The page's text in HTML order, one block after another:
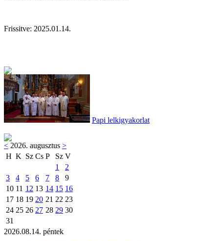
Frissitve: 2025.01.14.
Papi lelkigyakorlat
< 2026. augusztus >
H K Sz Cs P Sz V
1
2
3
4 5 6 7 8
9
10 11 12 13 14 15 16
17 18 19 20 21 22 23
24 25 26 27 28 29 30
31
2026.08.14. péntek